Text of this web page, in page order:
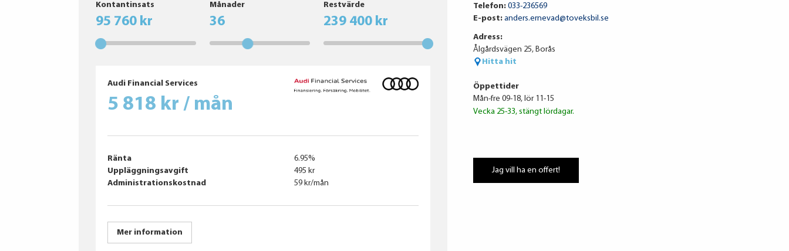
Falken
Bridgestone
BRIDGESTONE
Nexen
Kontantinsats
95 760 kr
Månader
36
Restvärde
239 400 kr
Audi Financial Services
5 818 kr / mån
Ränta
6.95%
Uppläggningsavgift
495 kr
Administrationskostnad
59 kr/mån
Mer information
Telefon: 033-236569
E-post: anders.ernevad@toveksbil.se
Adress:
Ålgårdsvägen 25, Borås
Hitta hit
Öppettider
Mån-fre 09-18, lör 11-15
Vecka 25-33, stängt lördagar.
Jag vill ha en offert!